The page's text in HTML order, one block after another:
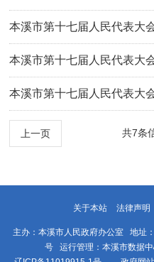
癌免费筛查中HPV筛查作为
本溪市第十七届人民代表大
决高新区居民就医问题的建
本溪市第十七届人民代表大
强和改善医疗机构护工从业
本溪市第十七届人民代表大
进预防接种门诊数字化建设
上一页 共7条
关于本站 法律声明
主办：本溪市人民政府办公室 地址
号 运行管理：本溪市数据